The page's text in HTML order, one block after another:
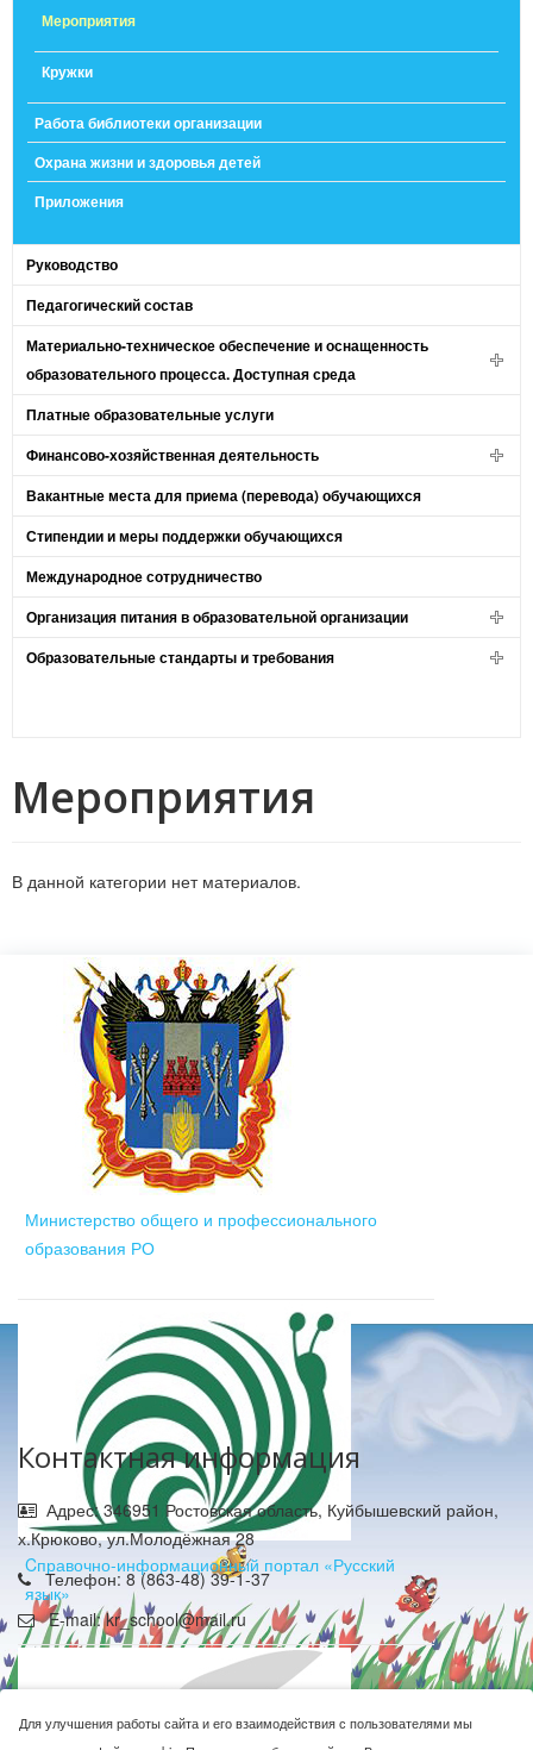
Мероприятия
Кружки
Работа библиотеки организации
Охрана жизни и здоровья детей
Приложения
Руководство
Педагогический состав
Материально-техническое обеспечение и оснащенность
образовательного процесса. Доступная среда
Платные образовательные услуги
Финансово-хозяйственная деятельность
Вакантные места для приема (перевода) обучающихся
Стипендии и меры поддержки обучающихся
Международное сотрудничество
Организация питания в образовательной организации
Образовательные стандарты и требования
Мероприятия
В данной категории нет материалов.
Министерство общего и профессионального
образования РО
Cправочно-информационный портал «Русский
язык»
Контактная информация
Адрес: 346951 Ростовская область, Куйбышевский район,
х.Крюково, ул.Молодёжная 28
Телефон: 8 (863-48) 39-1-37
E-mail: kr_school@mail.ru
Для улучшения работы сайта и его взаимодействия с пользователями мы